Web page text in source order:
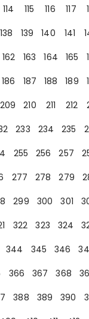
114 115 116 117
138 139 140 141
162 163 164 165
186 187 188 189
209 210 211 212
233 234 235
255 256 257
277 278 279
299 300 301
322 323 324
344 345 346
366 367 368
388 389 390